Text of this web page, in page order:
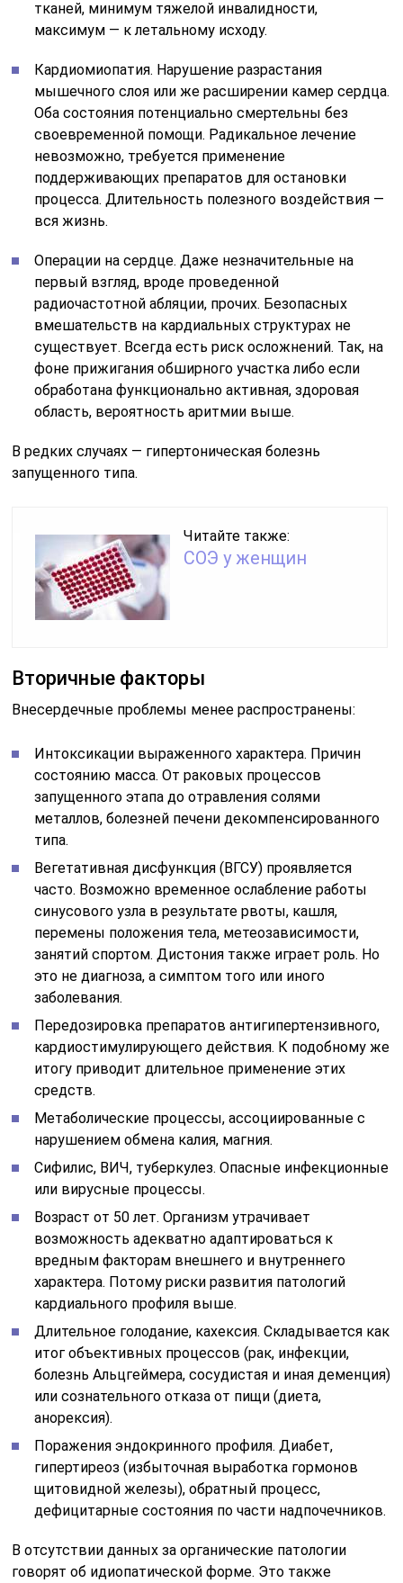
тканей, минимум тяжелой инвалидности,
максимум — к летальному исходу.
Кардиомиопатия. Нарушение разрастания
мышечного слоя или же расширении камер сердца.
Оба состояния потенциально смертельны без
своевременной помощи. Радикальное лечение
невозможно, требуется применение
поддерживающих препаратов для остановки
процесса. Длительность полезного воздействия —
вся жизнь.
Операции на сердце. Даже незначительные на
первый взгляд, вроде проведенной
радиочастотной абляции, прочих. Безопасных
вмешательств на кардиальных структурах не
существует. Всегда есть риск осложнений. Так, на
фоне прижигания обширного участка либо если
обработана функционально активная, здоровая
область, вероятность аритмии выше.
В редких случаях — гипертоническая болезнь
запущенного типа.
Читайте также:
СОЭ у женщин
Вторичные факторы
Внесердечные проблемы менее распространены:
Интоксикации выраженного характера. Причин
состоянию масса. От раковых процессов
запущенного этапа до отравления солями
металлов, болезней печени декомпенсированного
типа.
Вегетативная дисфункция (ВГСУ) проявляется
часто. Возможно временное ослабление работы
синусового узла в результате рвоты, кашля,
перемены положения тела, метеозависимости,
занятий спортом. Дистония также играет роль. Но
это не диагноза, а симптом того или иного
заболевания.
Передозировка препаратов антигипертензивного,
кардиостимулирующего действия. К подобному же
итогу приводит длительное применение этих
средств.
Метаболические процессы, ассоциированные с
нарушением обмена калия, магния.
Сифилис, ВИЧ, туберкулез. Опасные инфекционные
или вирусные процессы.
Возраст от 50 лет. Организм утрачивает
возможность адекватно адаптироваться к
вредным факторам внешнего и внутреннего
характера. Потому риски развития патологий
кардиального профиля выше.
Длительное голодание, кахексия. Складывается как
итог объективных процессов (рак, инфекции,
болезнь Альцгеймера, сосудистая и иная деменция)
или сознательного отказа от пищи (диета,
анорексия).
Поражения эндокринного профиля. Диабет,
гипертиреоз (избыточная выработка гормонов
щитовидной железы), обратный процесс,
дефицитарные состояния по части надпочечников.
В отсутствии данных за органические патологии
говорят об идиопатической форме. Это также